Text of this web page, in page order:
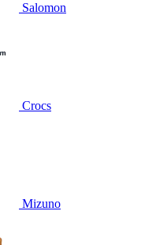
Salomon
Crocs
Mizuno